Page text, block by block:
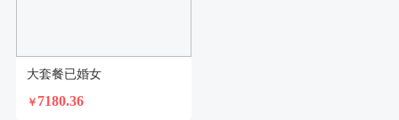
大套餐已婚女
￥ 7180.36